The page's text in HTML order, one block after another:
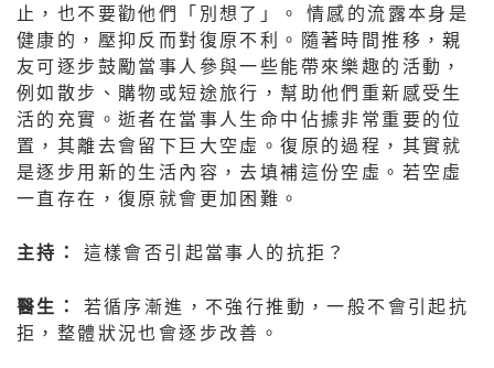
止，也不要勸他們「別想了」。 情感的流露本身是
健康的，壓抑反而對復原不利。隨著時間推移，親
友可逐步鼓勵當事人參與一些能帶來樂趣的活動，
例如散步、購物或短途旅行，幫助他們重新感受生
活的充實。逝者在當事人生命中佔據非常重要的位
置，其離去會留下巨大空虛。復原的過程，其實就
是逐步用新的生活內容，去填補這份空虛。若空虛
一直存在，復原就會更加困難。
主持： 這樣會否引起當事人的抗拒？
醫生： 若循序漸進，不強行推動，一般不會引起抗
拒，整體狀況也會逐步改善。